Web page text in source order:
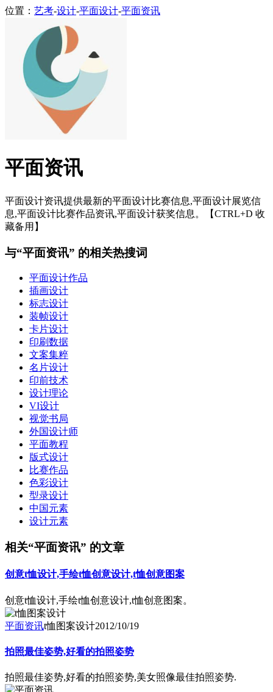
位置： 艺考-设计-平面设计-平面资讯
平面资讯
平面设计资讯提供最新的平面设计比赛信息,平面设计展览信
息,平面设计比赛作品资讯,平面设计获奖信息。【CTRL+D 收
藏备用】
与“平面资讯” 的相关热搜词
平面设计作品
插画设计
标志设计
装帧设计
卡片设计
印刷数据
文案集粹
名片设计
印前技术
设计理论
VI设计
视觉书局
外国设计师
平面教程
版式设计
比赛作品
色彩设计
型录设计
中国元素
设计元素
相关“平面资讯” 的文章
创意t恤设计,手绘t恤创意设计,t恤创意图案
创意t恤设计,手绘t恤创意设计,t恤创意图案。
平面资讯t恤图案设计2012/10/19
拍照最佳姿势,好看的拍照姿势
拍照最佳姿势,好看的拍照姿势,美女照像最佳拍照姿势.